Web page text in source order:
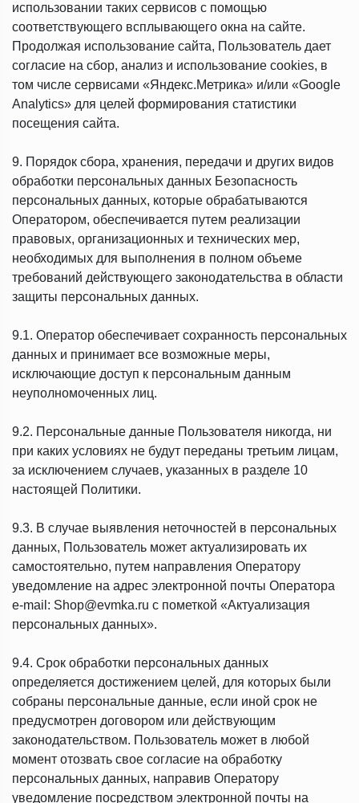
использовании таких сервисов с помощью
соответствующего всплывающего окна на сайте.
Продолжая использование сайта, Пользователь дает
согласие на сбор, анализ и использование cookies, в
том числе сервисами «Яндекс.Метрика» и/или «Google
Analytics» для целей формирования статистики
посещения сайта.
9. Порядок сбора, хранения, передачи и других видов
обработки персональных данных Безопасность
персональных данных, которые обрабатываются
Оператором, обеспечивается путем реализации
правовых, организационных и технических мер,
необходимых для выполнения в полном объеме
требований действующего законодательства в области
защиты персональных данных.
9.1. Оператор обеспечивает сохранность персональных
данных и принимает все возможные меры,
исключающие доступ к персональным данным
неуполномоченных лиц.
9.2. Персональные данные Пользователя никогда, ни
при каких условиях не будут переданы третьим лицам,
за исключением случаев, указанных в разделе 10
настоящей Политики.
9.3. В случае выявления неточностей в персональных
данных, Пользователь может актуализировать их
самостоятельно, путем направления Оператору
уведомление на адрес электронной почты Оператора
e-mail: Shop@evmka.ru с пометкой «Актуализация
персональных данных».
9.4. Срок обработки персональных данных
определяется достижением целей, для которых были
собраны персональные данные, если иной срок не
предусмотрен договором или действующим
законодательством. Пользователь может в любой
момент отозвать свое согласие на обработку
персональных данных, направив Оператору
уведомление посредством электронной почты на